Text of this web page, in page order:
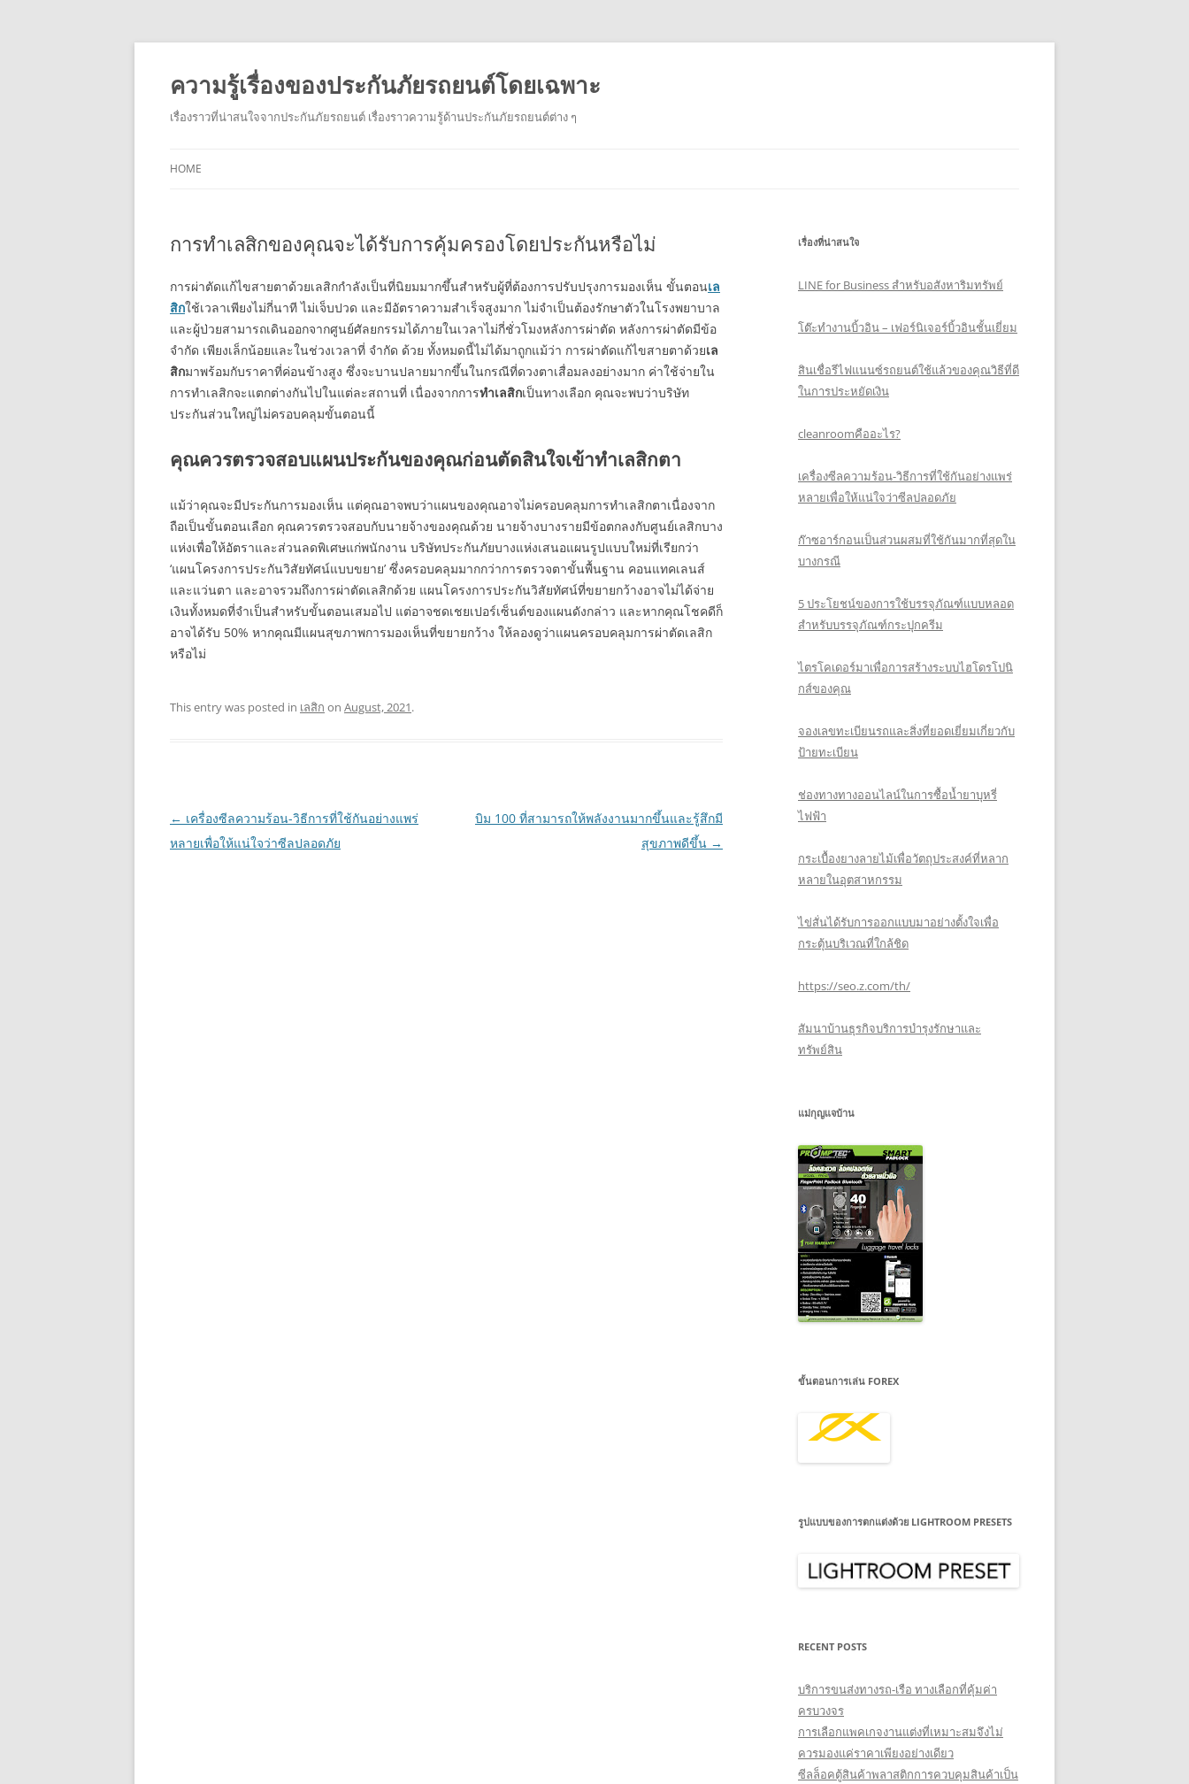
ความรู้เรื่องของประกันภัยรถยนต์โดยเฉพาะ
เรื่องราวที่น่าสนใจจากประกันภัยรถยนต์ เรื่องราวความรู้ด้านประกันภัยรถยนต์ต่าง ๆ
HOME
การทำเลสิกของคุณจะได้รับการคุ้มครองโดยประกันหรือไม่
การผ่าตัดแก้ไขสายตาด้วยเลสิกกำลังเป็นที่นิยมมากขึ้นสำหรับผู้ที่ต้องการปรับปรุงการมองเห็น ขั้นตอนเล
สิกใช้เวลาเพียงไม่กี่นาที ไม่เจ็บปวด และมีอัตราความสำเร็จสูงมาก ไม่จำเป็นต้องรักษาตัวในโรงพยาบาล
และผู้ป่วยสามารถเดินออกจากศูนย์ศัลยกรรมได้ภายในเวลาไม่กี่ชั่วโมงหลังการผ่าตัด หลังการผ่าตัดมีข้อ
จำกัด เพียงเล็กน้อยและในช่วงเวลาที่ จำกัด ด้วย ทั้งหมดนี้ไม่ได้มาถูกแม้ว่า การผ่าตัดแก้ไขสายตาด้วยเล
สิกมาพร้อมกับราคาที่ค่อนข้างสูง ซึ่งจะบานปลายมากขึ้นในกรณีที่ดวงตาเสื่อมลงอย่างมาก ค่าใช้จ่ายใน
การทำเลสิกจะแตกต่างกันไปในแต่ละสถานที่ เนื่องจากการทำเลสิกเป็นทางเลือก คุณจะพบว่าบริษัท
ประกันส่วนใหญ่ไม่ครอบคลุมขั้นตอนนี้
คุณควรตรวจสอบแผนประกันของคุณก่อนตัดสินใจเข้าทำเลสิกตา
แม้ว่าคุณจะมีประกันการมองเห็น แต่คุณอาจพบว่าแผนของคุณอาจไม่ครอบคลุมการทำเลสิกตาเนื่องจาก
ถือเป็นขั้นตอนเลือก คุณควรตรวจสอบกับนายจ้างของคุณด้วย นายจ้างบางรายมีข้อตกลงกับศูนย์เลสิกบาง
แห่งเพื่อให้อัตราและส่วนลดพิเศษแก่พนักงาน บริษัทประกันภัยบางแห่งเสนอแผนรูปแบบใหม่ที่เรียกว่า
‘แผนโครงการประกันวิสัยทัศน์แบบขยาย’ ซึ่งครอบคลุมมากกว่าการตรวจตาขั้นพื้นฐาน คอนแทคเลนส์
และแว่นตา และอาจรวมถึงการผ่าตัดเลสิกด้วย แผนโครงการประกันวิสัยทัศน์ที่ขยายกว้างอาจไม่ได้จ่าย
เงินทั้งหมดที่จำเป็นสำหรับขั้นตอนเสมอไป แต่อาจชดเชยเปอร์เซ็นต์ของแผนดังกล่าว และหากคุณโชคดีก็
อาจได้รับ 50% หากคุณมีแผนสุขภาพการมองเห็นที่ขยายกว้าง ให้ลองดูว่าแผนครอบคลุมการผ่าตัดเลสิก
หรือไม่
This entry was posted in เลสิก on August, 2021.
Post
navigation
← เครื่องซีลความร้อน-วิธีการที่ใช้กันอย่างแพร่
หลายเพื่อให้แน่ใจว่าซีลปลอดภัย
บิม 100 ที่สามารถให้พลังงานมากขึ้นและรู้สึกมี
สุขภาพดีขึ้น →
เรื่องที่น่าสนใจ
LINE for Business สำหรับอสังหาริมทรัพย์
โต๊ะทำงานบิ้วอิน – เฟอร์นิเจอร์บิ้วอินชั้นเยี่ยม
สินเชื่อรีไฟแนนซ์รถยนต์ใช้แล้วของคุณวิธีที่ดี
ในการประหยัดเงิน
cleanroomคืออะไร?
เครื่องซีลความร้อน-วิธีการที่ใช้กันอย่างแพร่
หลายเพื่อให้แน่ใจว่าซีลปลอดภัย
ก๊าซอาร์กอนเป็นส่วนผสมที่ใช้กันมากที่สุดใน
บางกรณี
5 ประโยชน์ของการใช้บรรจุภัณฑ์แบบหลอด
สำหรับบรรจุภัณฑ์กระปุกครีม
ไตรโคเดอร์มาเพื่อการสร้างระบบไฮโดรโปนิ
กส์ของคุณ
จองเลขทะเบียนรถและสิ่งที่ยอดเยี่ยมเกี่ยวกับ
ป้ายทะเบียน
ช่องทางทางออนไลน์ในการซื้อน้ำยาบุหรี่
ไฟฟ้า
กระเบื้องยางลายไม้เพื่อวัตถุประสงค์ที่หลาก
หลายในอุตสาหกรรม
ไข่สั่นได้รับการออกแบบมาอย่างตั้งใจเพื่อ
กระตุ้นบริเวณที่ใกล้ชิด
https://seo.z.com/th/
สัมนาบ้านธุรกิจบริการบำรุงรักษาและ
ทรัพย์สิน
แม่กุญแจบ้าน
ขั้นตอนการเล่น FOREX
รูปแบบของการตกแต่งด้วย LIGHTROOM PRESETS
RECENT POSTS
บริการขนส่งทางรถ-เรือ ทางเลือกที่คุ้มค่า
ครบวงจร
การเลือกแพคเกจงานแต่งที่เหมาะสมจึงไม่
ควรมองแค่ราคาเพียงอย่างเดียว
ซีลล็อคตู้สินค้าพลาสติกการควบคุมสินค้าเป็น